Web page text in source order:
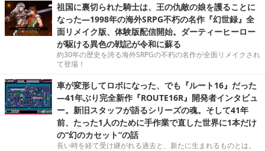
祖国に裏切られた騎士は、王の仇敵の娘を護ることに
なった―1998年の海外SRPG不朽の名作『幻世録』全
面リメイク版、体験版配信開始。ダーティーヒーロー
が駆ける異色の戦記が令和に蘇る
約30年の歴史を誇る海外SRPGの不朽の名作が全面リメイクされ
て登場！
車が変形してロボになった、でも『ルート16』だった
―41年ぶり完全新作『ROUTE16R』開発者インタビュ
ー。新旧スタッフが語るシリーズの魂。そして41年
前、たった1人のために手作業で直した世界に1本だけ
の“幻のカセット”の話
長い時を経て受け継がれる過去と、新たに生まれるものとは。